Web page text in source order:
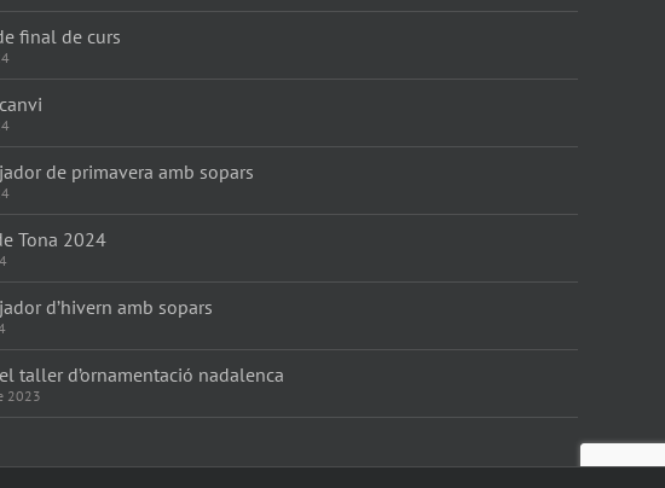
final de curs
de primavera amb sopars
Tona 2024
d’hivern amb sopars
taller d’ornamentació nadalenca
2023